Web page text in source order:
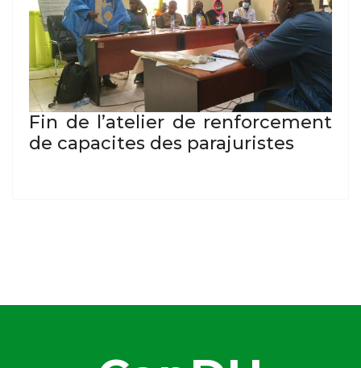
Fin de l’atelier de renforcement
de capacites des parajuristes